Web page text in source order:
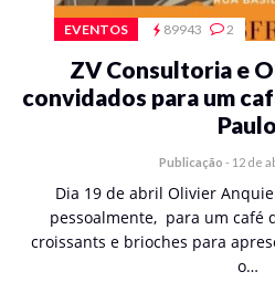
EVENTOS 89943 2
ZV Consultoria e
convidados para um
Paulo
Publicação - 12 de
Dia 19 de abril Olivier
pessoalmente, para um café
croissants e brioches para
o…